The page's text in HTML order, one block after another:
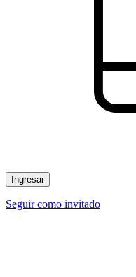
Ingresar
Seguir como invitado